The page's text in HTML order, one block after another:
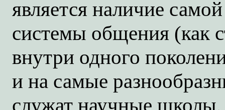
является наличие
системы общения (как
внутри одного
и на самые
служат научные